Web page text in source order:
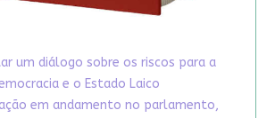
um diálogo sobre os riscos para a
e o Estado Laico
em andamento no parlamento,